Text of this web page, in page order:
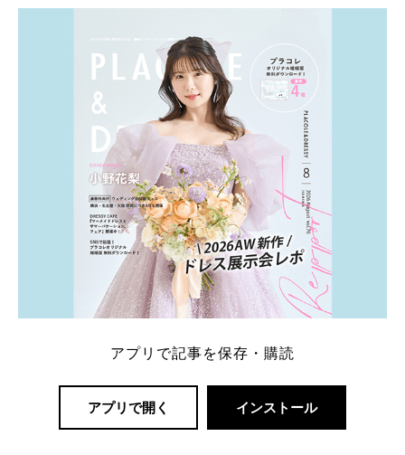
アプリで記事を保存・購読
アプリで開く インストール